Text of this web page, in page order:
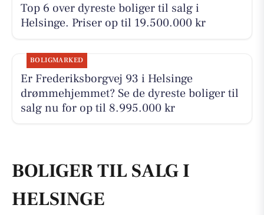
Top 6 over dyreste boliger til salg i
Helsinge. Priser op til 19.500.000 kr
BOLIGMARKED
Er Frederiksborgvej 93 i Helsinge
drømmehjemmet? Se de dyreste boliger til
salg nu for op til 8.995.000 kr
BOLIGER TIL SALG I
HELSINGE